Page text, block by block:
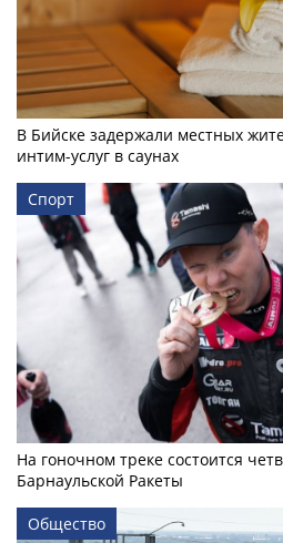
В Бийске задержали местных
интим-услуг в саунах
Спорт
На гоночном треке состоится
Барнаульской Ракеты
Общество